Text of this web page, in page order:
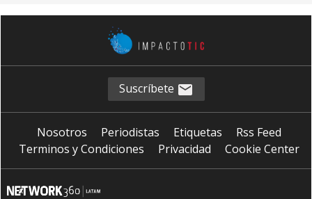
Suscríbete
Nosotros Periodistas Etiquetas
Rss Feed
Terminos y Condiciones
Privacidad Cookie Center